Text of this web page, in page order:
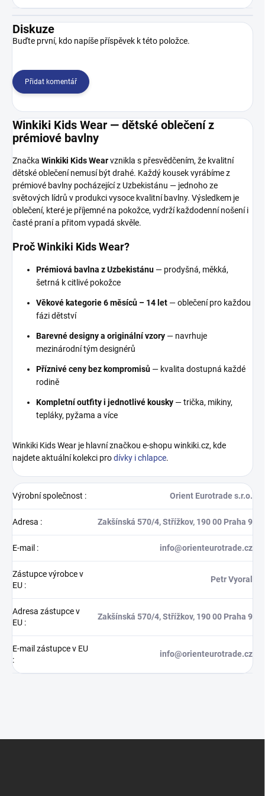
Diskuze
Buďte první, kdo napíše příspěvek k této položce.
Přidat komentář
Winkiki Kids Wear — dětské oblečení z
prémiové bavlny
Značka Winkiki Kids Wearvznikla s přesvědčením, že kvalitní
dětské oblečení nemusí být drahé. Každý kousek vyrábíme z
prémiové bavlny pocházející z Uzbekistánu — jednoho ze
světových lídrů v produkci vysoce kvalitní bavlny. Výsledkem je
oblečení, které je příjemné na pokožce, vydrží každodenní nošení i
časté praní a přitom vypadá skvěle.
Proč Winkiki Kids Wear?
Prémiová bavlna z Uzbekistánu — prodyšná, měkká,
šetrná k citlivé pokožce
Věkové kategorie 6 měsíců – 14 let — oblečení pro každou
fázi dětství
Barevné designy a originální vzory — navrhuje
mezinárodní tým designérů
Příznivé ceny bez kompromisů — kvalita dostupná každé
rodině
Kompletní outfity i jednotlivé kousky — trička, mikiny,
tepláky, pyžama a více
Winkiki Kids Wear je hlavní značkou e-shopu winkiki.cz, kde
najdete aktuální kolekci prodívky i chlapce.
Výrobní společnost : Orient Eurotrade s.r.o.
Adresa : Zakšínská 570/4, Střížkov, 190 00 Praha 9
E-mail : info@orienteurotrade.cz
Zástupce výrobce v
EU :
Petr Vyoral
Adresa zástupce v
EU :
Zakšínská 570/4, Střížkov, 190 00 Praha 9
E-mail zástupce v EU
:
info@orienteurotrade.cz